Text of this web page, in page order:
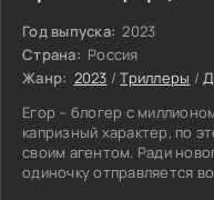
Год выпуска: 2023
Страна: Россия
Жанр: 2023 /Триллеры /
Егор – блогер с
капризный характер, по
своим агентом. Ради
одиночку отправляется